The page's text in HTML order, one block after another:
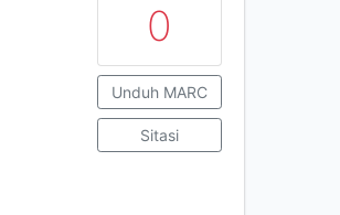
0
Unduh MARC
Sitasi